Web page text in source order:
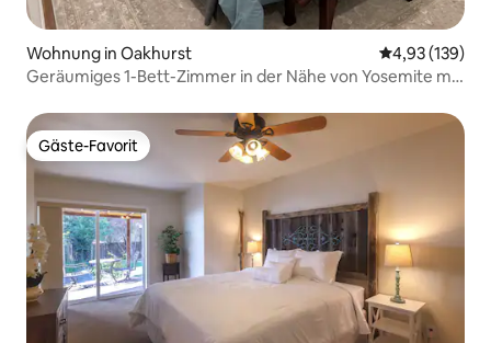
Wohnung in Oakhurst
4,93 (139)
Geräumiges 1-Bett-Zimmer in der Nähe von Yosemite mit
Gäste-Favorit
Gäste-Favorit